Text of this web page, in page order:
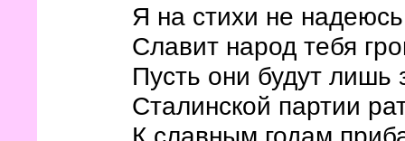
Я на стихи не
Славит народ тебя
Пусть они будут лишь
Сталинской партии